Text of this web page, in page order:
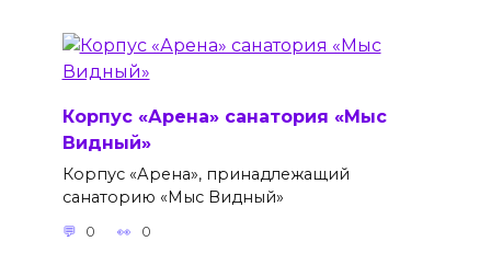
Корпус «Арена» санатория «Мыс
Видный»
Корпус «Арена», принадлежащий
санаторию «Мыс Видный»
0 0